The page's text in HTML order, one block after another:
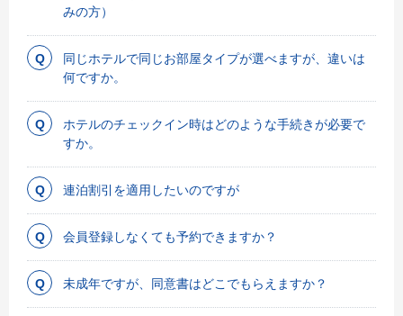
みの方）
同じホテルで同じお部屋タイプが選べますが、違いは
何ですか。
ホテルのチェックイン時はどのような手続きが必要で
すか。
連泊割引を適用したいのですが
会員登録しなくても予約できますか？
未成年ですが、同意書はどこでもらえますか？